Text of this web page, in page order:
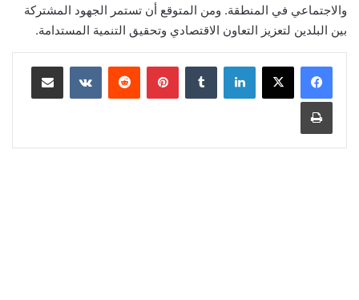
والاجتماعي في المنطقة. ومن المتوقع أن تستمر الجهود المشتركة
بين البلدين لتعزيز التعاون الاقتصادي وتحقيق التنمية المستدامة.
لينكدإن بينتيريست